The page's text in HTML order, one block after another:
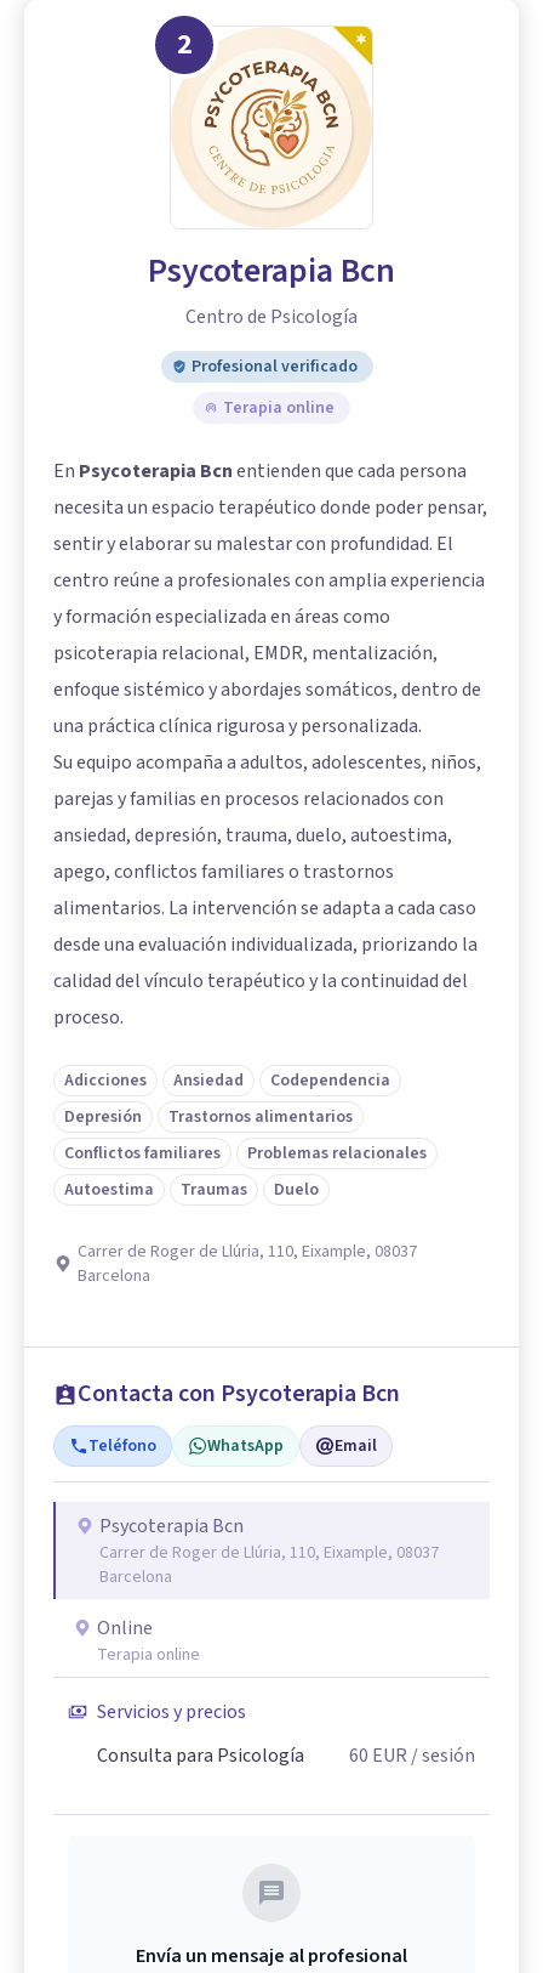
2
Psycoterapia Bcn
Centro de Psicología
Profesional verificado
Terapia online
En Psycoterapia Bcnentienden que cada persona
necesita un espacio terapéutico donde poder pensar,
sentir y elaborar su malestar con profundidad. El
centro reúne a profesionales con amplia experiencia
y formación especializada en áreas como
psicoterapia relacional, EMDR, mentalización,
enfoque sistémico y abordajes somáticos, dentro de
una práctica clínica rigurosa y personalizada.
Su equipo acompaña a adultos, adolescentes, niños,
parejas y familias en procesos relacionados con
ansiedad, depresión, trauma, duelo, autoestima,
apego, conflictos familiares o trastornos
alimentarios. La intervención se adapta a cada caso
desde una evaluación individualizada, priorizando la
calidad del vínculo terapéutico y la continuidad del
proceso.
Adicciones Ansiedad
Codependencia
Depresión
Trastornos alimentarios
Conflictos familiares
Problemas relacionales
Autoestima
Traumas Duelo
Carrer de Roger de Llúria, 110, Eixample, 08037
Barcelona
Contacta con Psycoterapia Bcn
Teléfono WhatsApp Email
Psycoterapia Bcn
Carrer de Roger de Llúria, 110, Eixample, 08037
Barcelona
Online
Terapia online
Servicios y precios
Consulta para Psicología
60 EUR/ sesión
Envía un mensaje al profesional